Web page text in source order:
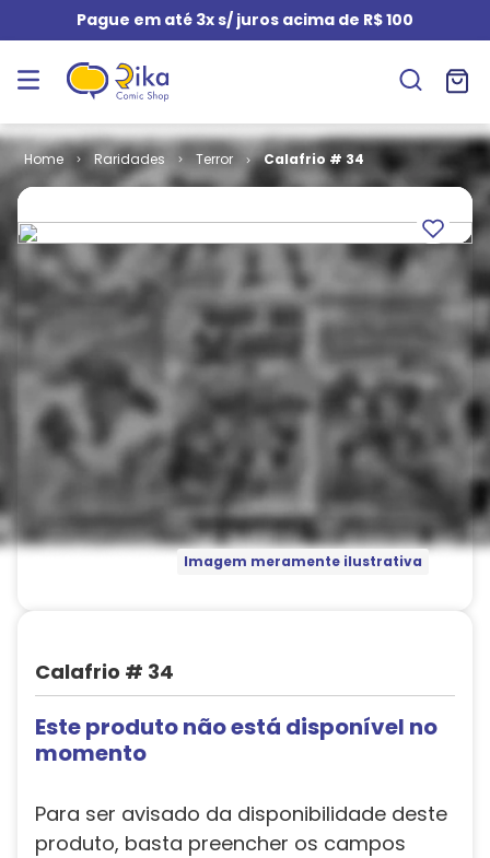
Pague em até 3x s/ juros acima de R$ 100
Raridades Terror Calafrio # 34
Imagem meramente ilustrativa
Calafrio # 34
Este produto não está disponível no
momento
Para ser avisado da disponibilidade deste
produto, basta preencher os campos